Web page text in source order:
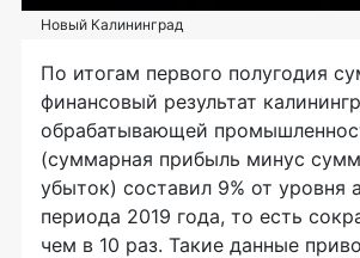
Новый Калининград
По итогам первого полугодия
финансовый результат
обрабатывающей
(суммарная прибыль минус
убыток) составил 9% от уровня
периода 2019 года, то есть
чем в 10 раз. Такие данные